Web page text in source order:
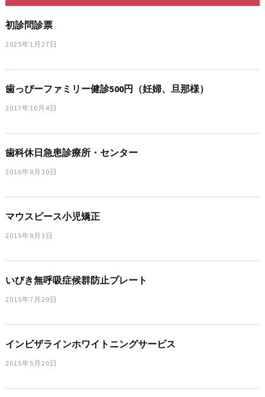
初診問診票
2025年1月27日
歯っぴーファミリー健診500円（妊婦、旦那様）
2017年10月4日
歯科休日急患診療所・センター
2016年8月10日
マウスピース小児矯正
2015年8月3日
いびき無呼吸症候群防止プレート
2015年7月29日
インビザラインホワイトニングサービス
2015年5月20日